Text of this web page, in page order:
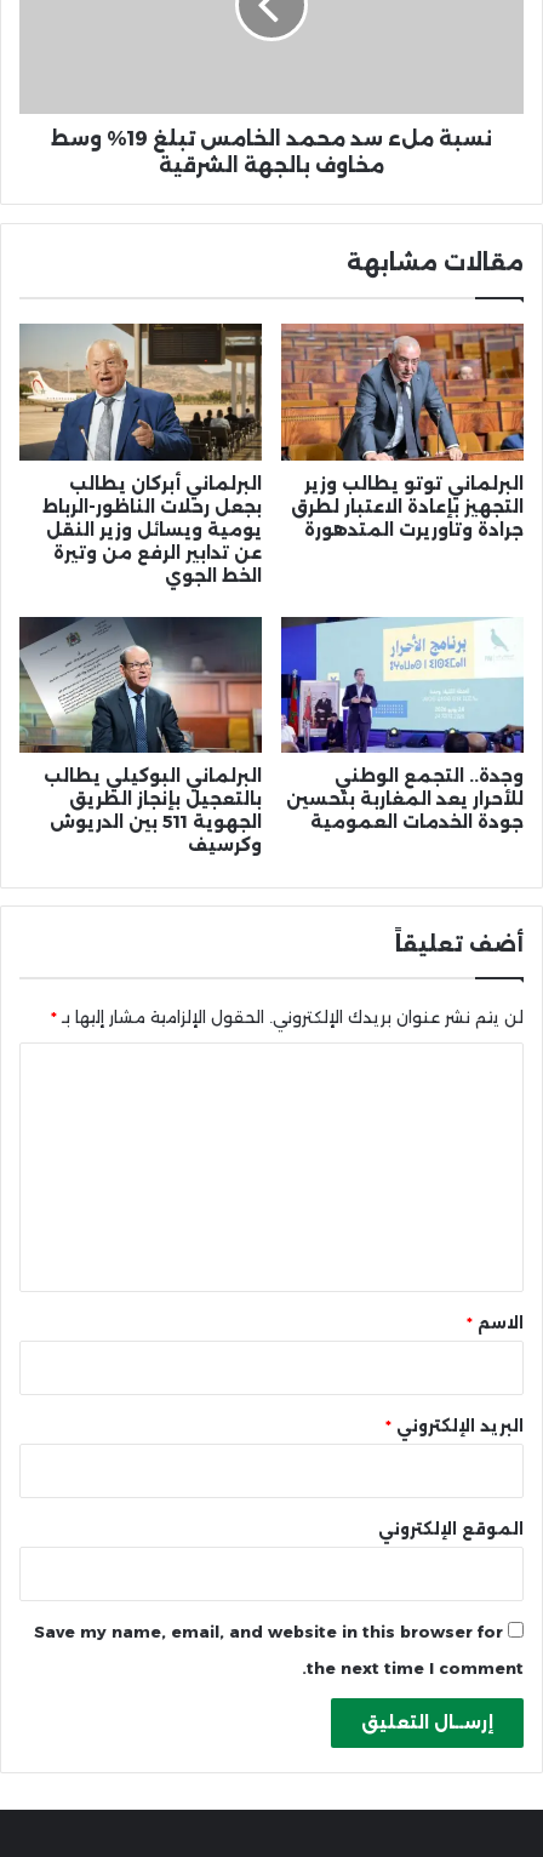
مخاوف
بالجهة
نسبة ملء سد محمد الخامس تبلغ 19% وسط
مخاوف بالجهة الشرقية
مقالات مشابهة
البرلماني توتو يطالب وزير
التجهيز بإعادة الاعتبار لطرق
جرادة وتاوريرت المتدهورة
البرلماني أبركان يطالب
بجعل رحلات الناظور-الرباط
يومية ويسائل وزير النقل
عن تدابير الرفع من وتيرة
الخط الجوي
وجدة.. التجمع الوطني
للأحرار يعد المغاربة بتحسين
جودة الخدمات العمومية
البرلماني البوكيلي يطالب
بالتعجيل بإنجاز الطريق
الجهوية 511 بين الدريوش
وكرسيف
أضف تعليقاً
لن يتم نشر عنوان بريدك الإلكتروني. الحقول الإلزامية مشار إليها بـ*
* الاسم *
البريد الإلكتروني *
الموقع الإلكتروني
Save my name, email, and website in this browser for
the next time I comment.